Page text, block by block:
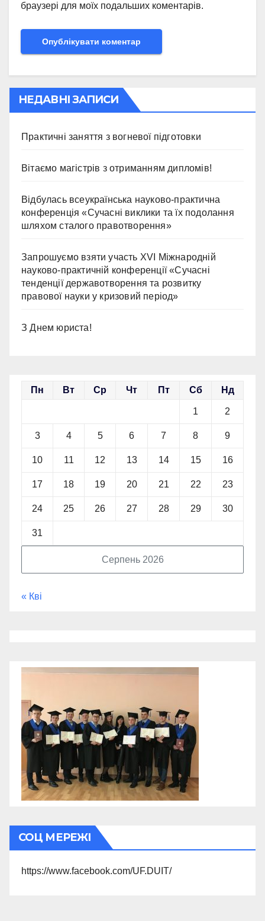
браузері для моїх подальших коментарів.
НЕДАВНІ ЗАПИСИ
Практичні заняття з вогневої підготовки
Вітаємо магістрів з отриманням дипломів!
Відбулась всеукраїнська науково-практична
конференція «Сучасні виклики та їх подолання
шляхом сталого правотворення»
Запрошуємо взяти участь ХVІ Міжнародній
науково-практичній конференції «Сучасні
тенденції державотворення та розвитку
правової науки у кризовий період»
З Днем юриста!
Серпень 2026
Пн Вт Ср Чт Пт Сб Нд
1 2
3 4 5 6 7 8 9
10 11 12 13 14 15 16
17 18 19 20 21 22 23
24 25 26 27 28 29 30
31
« Кві
СОЦ МЕРЕЖІ
https://www.facebook.com/UF.DUIT/